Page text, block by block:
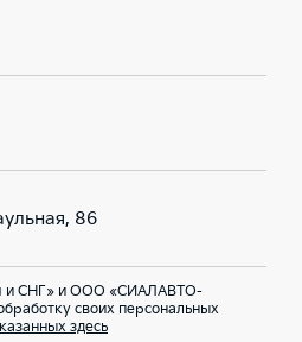
86
и СНГ» и ООО «СИАЛАВТО-
своих персональных
здесь